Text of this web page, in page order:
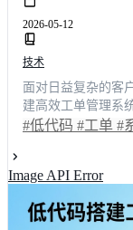
2026-05-12
技术
面对日益复杂的客
建高效工单管理系
的真实使用视角出
小时。结合行业主
#低代码 #工单 #
Image API Error